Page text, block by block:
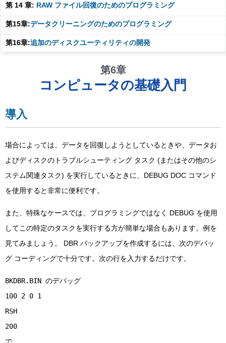
第 14 章: RAW ファイル回復のためのプログラミング
第15章:データクリーニングのためのプログラミング
第16章:追加のディスクユーティリティの開発
第6章
コンピュータの基礎入門
導入
場合によっては、データを回復しようとしているときや、データお
よびディスクのトラブルシューティング タスク (またはその他のシ
ステム関連タスク) を実行しているときに、DEBUG DOC コマンド
を使用すると非常に便利です。
また、特殊なケースでは、プログラミングではなく DEBUG を使用
してこの特定のタスクを実行する方が簡単な場合もあります。例を
見てみましょう。 DBR バックアップを作成するには、次のデバッ
グ コーディングで十分です。次の行を入力するだけです。
BKDBR.BIN のデバッグ
100 2 0 1
RSH
200
で